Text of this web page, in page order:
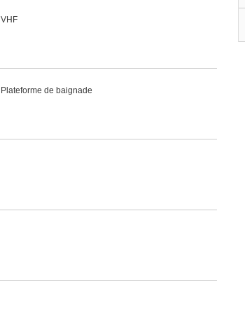
VHF
Plateforme de baignade